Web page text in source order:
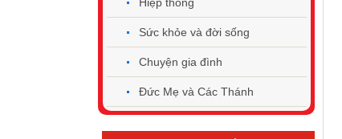
Sức khỏe và đời sống
Chuyện gia đình
Đức Mẹ và Các Thánh